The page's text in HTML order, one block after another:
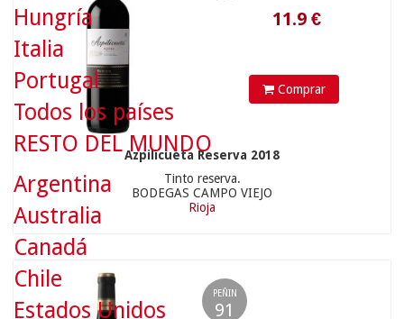
Comprar
Azpilicueta Reserva 2018
Tinto reserva.
BODEGAS CAMPO VIEJO
Rioja
PEÑIN
91
11.45
Hungría
Italia
Portugal
Todos los países
RESTO DEL MUNDO
Argentina
Australia
Canadá
Chile
Estados Unidos